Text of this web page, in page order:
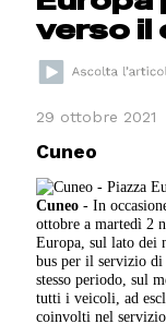
verso il
29 ottobre 2021
Cuneo
Cuneo - In
ottobre a martedì 2
Europa, sul lato dei
bus per il servizio
stesso periodo, sul
tutti i veicoli, ad
coinvolti nel